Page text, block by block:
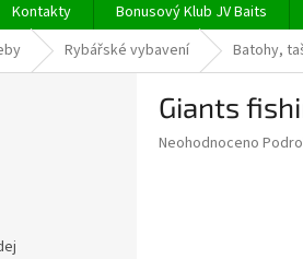
Kontakty Bonusový Klub JV Baits
Rybářské vybavení Batohy,
Giants
Průměrné
Neohodnoceno